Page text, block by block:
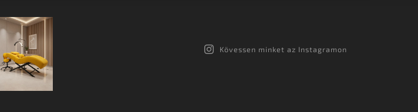
Kövessen minket az Instagramon